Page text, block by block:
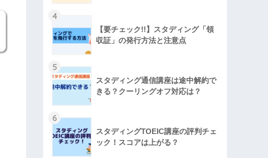
4
【要チェック!!】スタディング「領
収証」の発行方法と注意点
5
スタディング通信講座は途中解約で
きる？クーリングオフ対応は？
6
スタディングTOEIC講座の評判チェ
ック！スコアは上がる？